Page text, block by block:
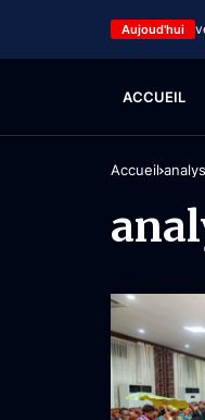
Aujoud'hui
ACCUEIL
Accueil